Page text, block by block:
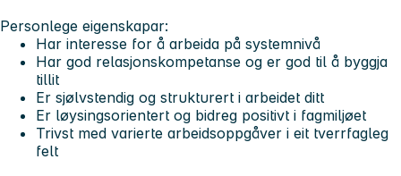
Personlege eigenskapar:
Har interesse for å arbeida på systemnivå
Har god relasjonskompetanse og er god til å byggja
tillit
Er sjølvstendig og strukturert i arbeidet ditt
Er løysingsorientert og bidreg positivt i fagmiljøet
Trivst med varierte arbeidsoppgåver i eit tverrfagleg
felt